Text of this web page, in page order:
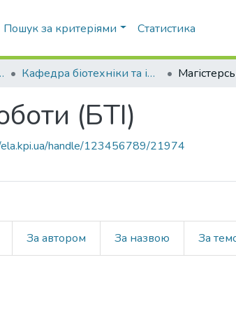
Пошук за критеріями Статистика
(ФБТ) Кафедра біотехніки та інженерії (БТІ)
(БТІ)
handle/123456789/21974
За автором За назвою За